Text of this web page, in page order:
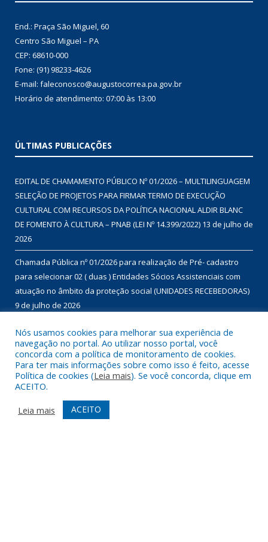
End.: Praça São Miguel, 60
Centro São Miguel – PA
CEP: 68610-000
Fone: (91) 98233-4626
E-mail: faleconosco@augustocorrea.pa.gov.br
Horário de atendimento: 07:00 às 13:00
ÚLTIMAS PUBLICAÇÕES
EDITAL DE CHAMAMENTO PÚBLICO Nº 01/2026 – MULTILINGUAGEM
SELEÇÃO DE PROJETOS PARA FIRMAR TERMO DE EXECUÇÃO
CULTURAL COM RECURSOS DA POLÍTICA NACIONAL ALDIR BLANC
DE FOMENTO À CULTURA – PNAB (LEI Nº 14.399/2022) 13 de julho de
2026
Chamada Pública nº 01/2026 para realização de Pré- cadastro
para selecionar 02 ( duas ) Entidades Sócios Assistenciais com
atuação no âmbito da proteção social (UNIDADES RECEBEDORAS)
9 de julho de 2026
Chamada Pública nº 01/2026 para aquisição de gêneros
alimentícios da agricultura familiar, com dispensa de licitação, no
âmbito do Programa de Aquisição de Alimentos – modalidade
compra com doação simultânea – para doação às instituições
que assistam famílias em situação de desproteção social e
insegurança alimentar, conforme disposto no Termo de Adesão
nº 01460/2022.
9 de julho de 2026
Nós usamos cookies para melhorar sua experiência de
navegação no portal. Ao utilizar nosso portal, você
concorda com a política de monitoramento de cookies.
Para ter mais informações sobre como isso é feito, acesse
Política de cookies (Leia mais). Se você concorda, clique em
ACEITO.
Leia mais
ACEITO